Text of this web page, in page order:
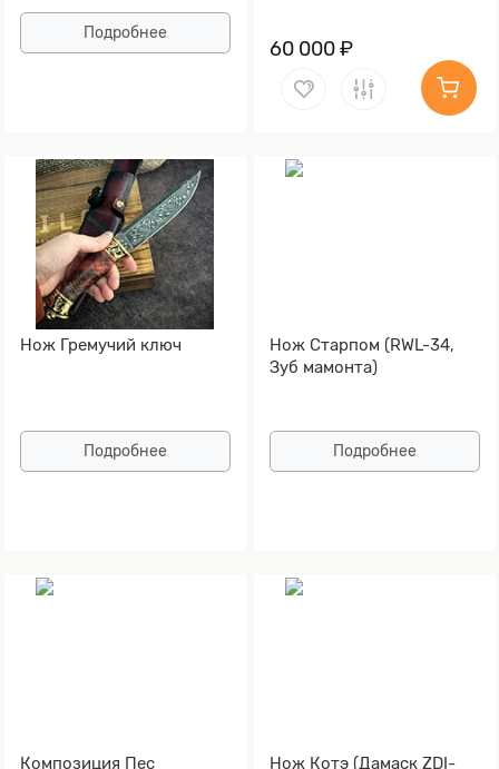
Подробнее
60 000 ₽
Нож Гремучий ключ
Подробнее
Нож Старпом (RWL-34,
Зуб мамонта)
Подробнее
Композиция Пес Нож Котэ (Дамаск ZDI-